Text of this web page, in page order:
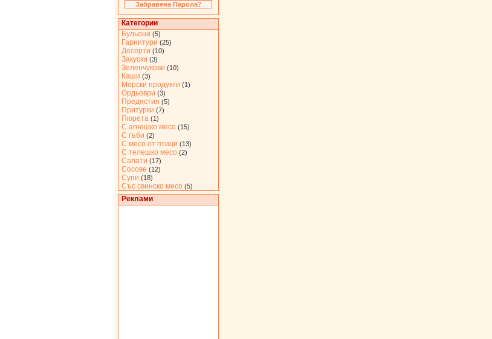
Забравена Парола?
Категории
Бульони (5)
Гарнитури (25)
Десерти (10)
Закуски (3)
Зеленчукови (10)
Каши (3)
Морски продукти (1)
Ордьоври (3)
Предястия (5)
Притурки (7)
Пюрета (1)
С агнешко месо (15)
С гъби (2)
С месо от птици (13)
С телешко месо (2)
Салати (17)
Сосове (12)
Супи (18)
Със свинско месо (5)
Реклами